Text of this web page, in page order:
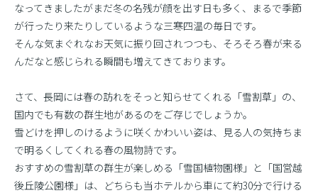
なってきましたがまだ冬の名残が顔を出す日も多く、まるで季節
が行ったり来たりしているような三寒四温の毎日です。
そんな気まぐれなお天気に振り回されつつも、そろそろ春が来る
んだなと感じられる瞬間も増えてきております。
さて、長岡には春の訪れをそっと知らせてくれる「雪割草」の、
国内でも有数の群生地があるのをご存じでしょうか。
雪どけを押しのけるように咲くかわいい姿は、見る人の気持ちま
で明るくしてくれる春の風物詩です。
おすすめの雪割草の群生が楽しめる「雪国植物園様」と「国営越
後丘陵公園様」は、どちらも当ホテルから車にて約30分で行ける